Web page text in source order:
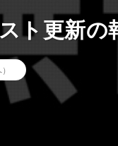
ト更新